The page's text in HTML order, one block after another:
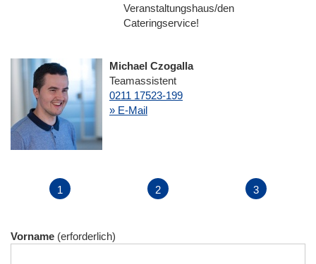
Veranstaltungshaus/den
Cateringservice!
Michael Czogalla
Teamassistent
0211 17523-199
» E-Mail
Vorname